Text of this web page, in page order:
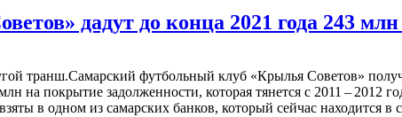
дадут до конца 2021 года 243 млн
транш.Самарский футбольный клуб «Крылья Советов»
на покрытие задолженности, которая тянется с 2011 –
в одном из самарских банков, который сейчас находится